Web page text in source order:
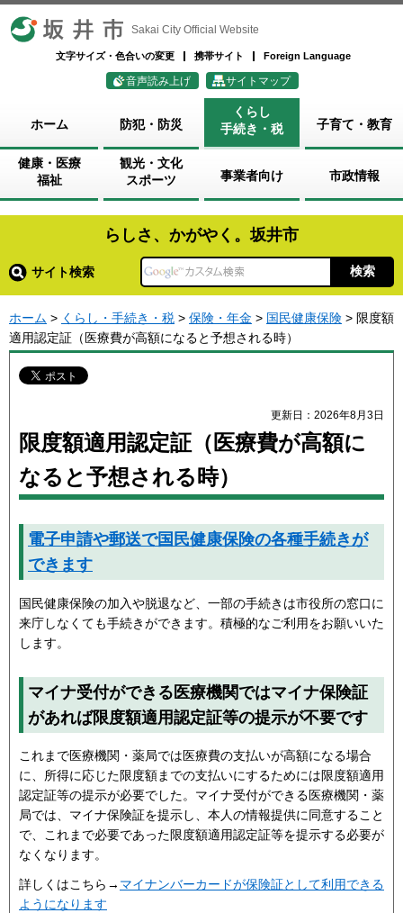
坂井市 Sakai City Official Website
文字サイズ・色合いの変更 携帯サイト Foreign Language
音声読み上げ サイトマップ
ホーム 防犯・防災
くらし
手続き・税
子育て・教育
健康・医療
福祉
観光・文化
スポーツ
事業者向け 市政情報
らしさ、かがやく。坂井市
サイト検索
ホーム > くらし・手続き・税 > 保険・年金 > 国民健康保険 > 限度額
適用認定証（医療費が高額になると予想される時）
更新日：2026年8月3日
限度額適用認定証（医療費が高額に
なると予想される時）
電子申請や郵送で国民健康保険の各種手続きが
できます
国民健康保険の加入や脱退など、一部の手続きは市役所の窓口に
来庁しなくても手続きができます。積極的なご利用をお願いいた
します。
マイナ受付ができる医療機関ではマイナ保険証
があれば限度額適用認定証等の提示が不要です
これまで医療機関・薬局では医療費の支払いが高額になる場合
に、所得に応じた限度額までの支払いにするためには限度額適用
認定証等の提示が必要でした。マイナ受付ができる医療機関・薬
局では、マイナ保険証を提示し、本人の情報提供に同意すること
で、これまで必要であった限度額適用認定証等を提示する必要が
なくなります。
詳しくはこちら→ マイナンバーカードが保険証として利用できる
ようになります